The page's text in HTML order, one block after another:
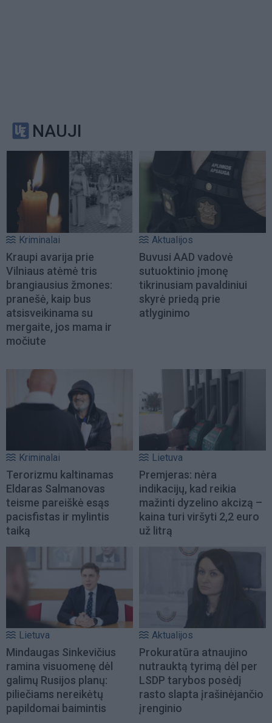
NAUJI
Kriminalai
Kraupi avarija prie
Vilniaus atėmė tris
brangiausius žmones:
pranešė, kaip bus
atsisveikinama su
mergaite, jos mama ir
močiute
Aktualijos
Buvusi AAD vadovė
sutuoktinio įmonę
tikrinusiam pavaldiniui
skyrė priedą prie
atlyginimo
Kriminalai
Terorizmu kaltinamas
Eldaras Salmanovas
teisme pareiškė esąs
pacisfistas ir mylintis
taiką
Lietuva
Premjeras: nėra
indikacijų, kad reikia
mažinti dyzelino akcizą –
kaina turi viršyti 2,2 euro
už litrą
Lietuva
Mindaugas Sinkevičius
ramina visuomenę dėl
galimų Rusijos planų:
piliečiams nereikėtų
papildomai baimintis
Aktualijos
Prokuratūra atnaujino
nutrauktą tyrimą dėl per
LSDP tarybos posėdį
rasto slapta įrašinėjančio
įrenginio